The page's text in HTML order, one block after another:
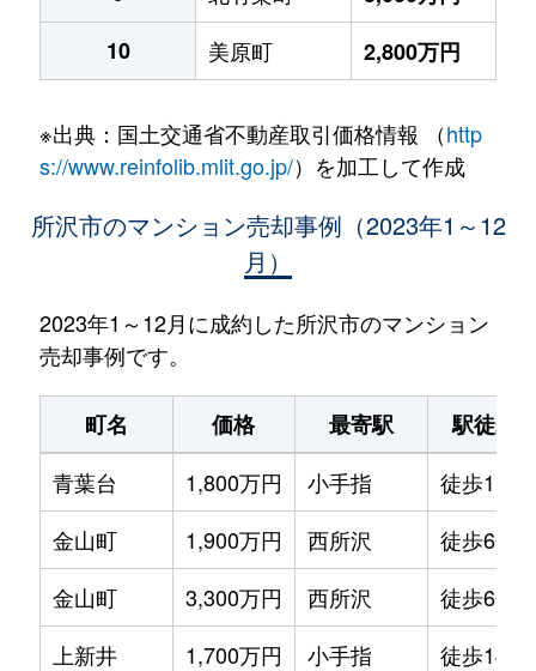
10
美原町 2,800万円
※出典：国土交通省不動産取引価格情報 （http
s://www.reinfolib.mlit.go.jp/）を加工して作成
所沢市のマンション売却事例（2023年1～12
月）
2023年1～12月に成約した所沢市のマンション
売却事例です。
町名 価格 最寄駅
駅徒歩
青葉台
1,800万円 小手指
徒歩11分
金山町
1,900万円 西所沢
徒歩6分
金山町
3,300万円 西所沢
徒歩6分
上新井
1,700万円 小手指
徒歩14分